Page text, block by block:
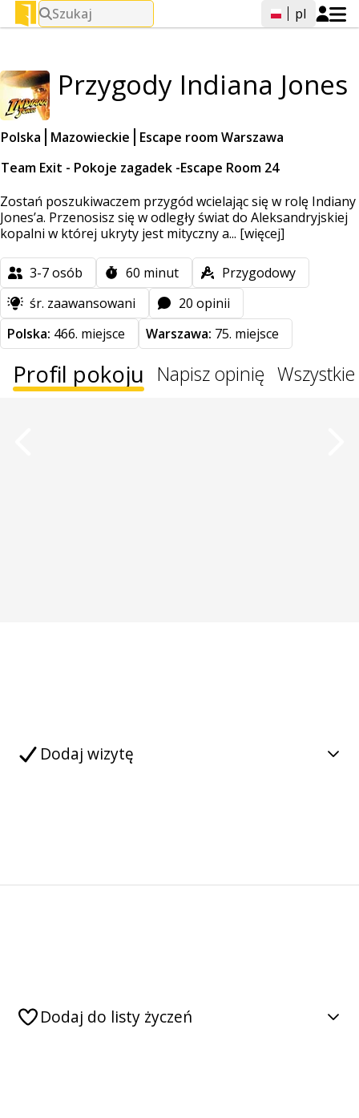
Szukaj pl
Przygody Indiana Jones
Polska Mazowieckie
Escape room Warszawa
Team Exit - Pokoje zagadek -Escape Room 24
Zostań poszukiwaczem przygód wcielając się w rolę Indiany
Jones’a. Przenosisz się w odległy świat do Aleksandryjskiej
kopalni w której ukryty jest mityczny a... [więcej]
3-7osób 60 minut
Przygodowy
śr. zaawansowani
20 opinii
Polska: 466. miejsce Warszawa: 75. miejsce
Profil pokoju Napisz opinię
Dodaj wizytę
Dodaj do listy życzeń